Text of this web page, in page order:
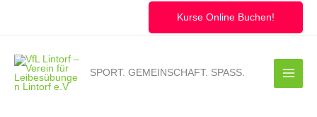
Kurse Online Buchen!
SPORT. GEMEINSCHAFT. SPASS.